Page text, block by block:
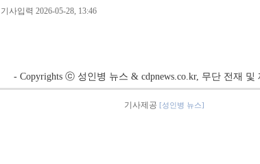
기사입력 2026-05-28, 13:46
- Copyrights ⓒ 성인병 뉴스 & cdpnews.co.kr, 무단 전재 및
기사제공 [성인병 뉴스]